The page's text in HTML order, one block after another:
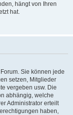
hängt von Ihren
hat.
Sie können jede
setzen, Mitglieder
vergeben usw. Die
abhängig, welche
Administrator erteilt
haben,